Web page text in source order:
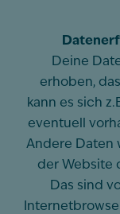
Deine
erhoben,
kann es sich
eventuell
Andere Daten
der Website
Das sind